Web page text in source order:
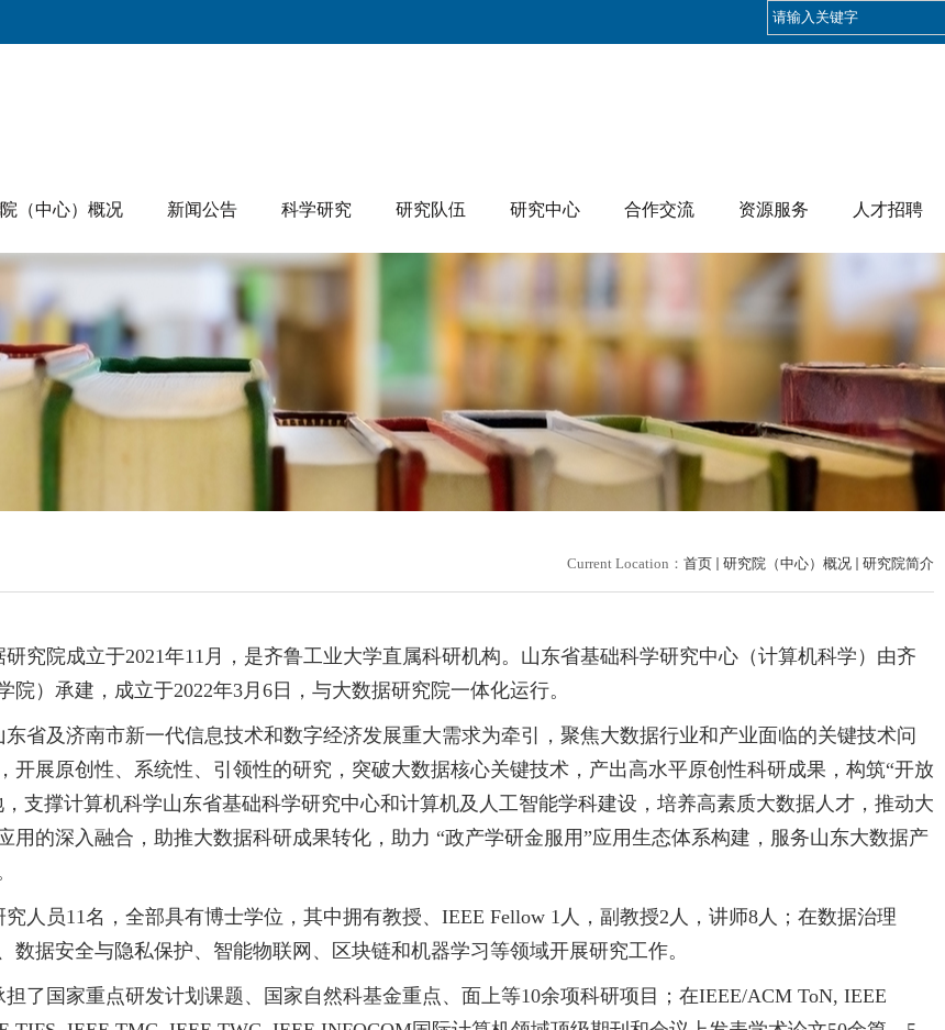
（中心）概况 新闻公告 科学研究 研究队伍 研究中心 合作交流 资源服务 人才招聘
Current Location： 首页 研究院（中心）概况 研究院简介
究院成立于2021年11月，是齐鲁工业大学直属科研机构。山东省基础科学研究中心（计算机科学）由齐
院）承建，成立于2022年3月6日，与大数据研究院一体化运行。
省及济南市新一代信息技术和数字经济发展重大需求为牵引，聚焦大数据行业和产业面临的关键技术问
开展原创性、系统性、引领性的研究，突破大数据核心关键技术，产出高水平原创性科研成果，构筑“开放
支撑计算机科学山东省基础科学研究中心和计算机及人工智能学科建设，培养高素质大数据人才，推动大
用的深入融合，助推大数据科研成果转化，助力 “政产学研金服用”应用生态体系构建，服务山东大数据产
人员11名，全部具有博士学位，其中拥有教授、IEEE Fellow 1人，副教授2人，讲师8人；在数据治理
数据安全与隐私保护、智能物联网、区块链和机器学习等领域开展研究工作。
了国家重点研发计划课题、国家自然科基金重点、面上等10余项科研项目；在IEEE/ACM ToN, IEEE